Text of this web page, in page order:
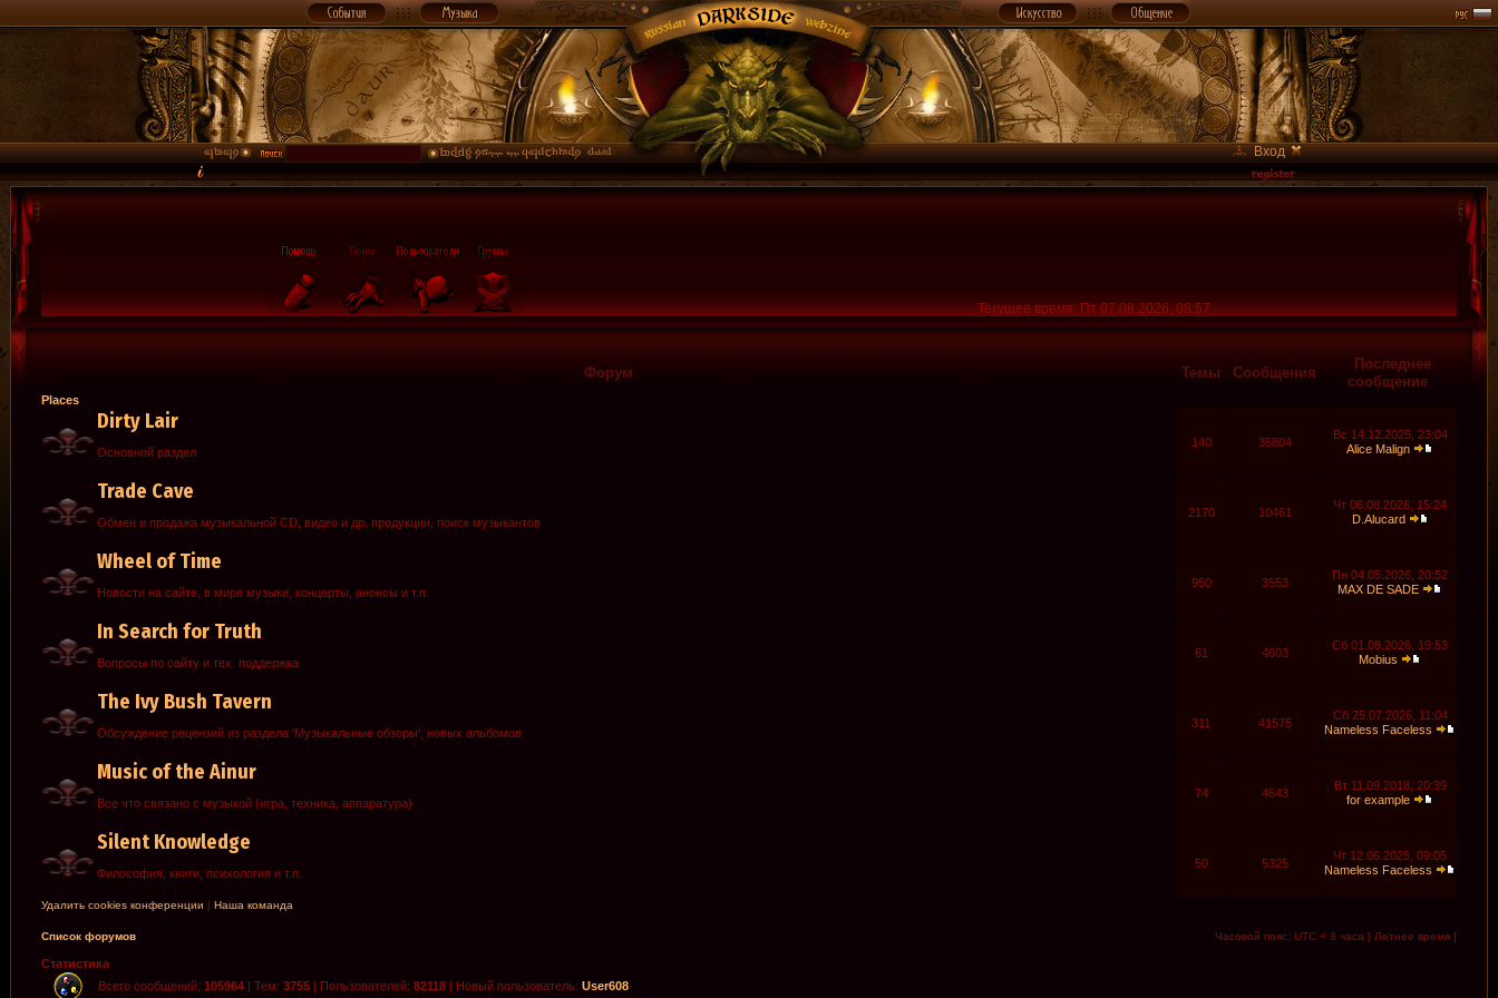
Вход
Текущее время: Пт 07.08.2026, 08:57
Форум Темы Сообщения
Последнее
сообщение
Places
Dirty Lair
Основной раздел
140 35804
Вс 14.12.2025, 23:04
Alice Malign
Trade Cave
Обмен и продажа музыкальной CD, видео и др. продукции, поиск музыкантов
2170 10461
Чт 06.08.2026, 15:24
D.Alucard
Wheel of Time
Новости на сайте, в мире музыки, концерты, анонсы и т.п.
950 3553
Пн 04.05.2026, 20:52
MAX DE SADE
In Search for Truth
Вопросы по сайту и тех. поддержка
61 4603
Сб 01.08.2026, 19:53
Mobius
The Ivy Bush Tavern
Обсуждение рецензий из раздела 'Музыкальные обзоры', новых альбомов
311 41575
Сб 25.07.2026, 11:04
Nameless Faceless
Music of the Ainur
Все что связано с музыкой (игра, техника, аппаратура)
74 4643
Вт 11.09.2018, 20:39
for example
Silent Knowledge
Философия, книги, психология и т.п.
50 5325
Чт 12.06.2025, 09:05
Nameless Faceless
Удалить cookies конференции | Наша команда
Список форумов Часовой пояс: UTC + 3 часа [ Летнее время ]
Статистика
Всего сообщений: 105964 | Тем: 3755 | Пользователей: 82118 | Новый пользователь: User608